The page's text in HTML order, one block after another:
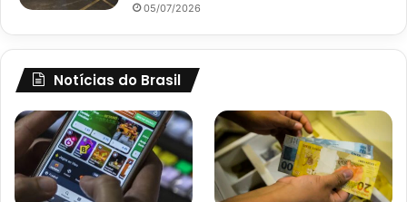
05/07/2026
Notícias do Brasil